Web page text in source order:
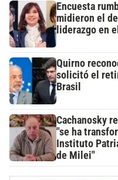
Encuesta
midieron el
liderazgo en
Quirno
solicitó el
Brasil
Cachanosky
"se ha
Instituto
de Milei"